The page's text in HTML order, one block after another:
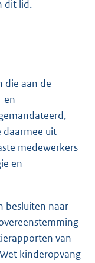
dit lid.
die aan de
en
daarmee uit
medewerkers
en
besluiten naar
van
kinderopvang